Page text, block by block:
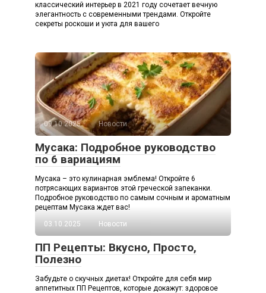
классический интерьер в 2021 году сочетает вечную
элегантность с современными трендами. Откройте
секреты роскоши и уюта для вашего
09.10.2025 Новости
Мусака: Подробное руководство
по 6 вариациям
Мусака – это кулинарная эмблема! Откройте 6
потрясающих вариантов этой греческой запеканки.
Подробное руководство по самым сочным и ароматным
рецептам Мусака ждет вас!
03.10.2025
Новости
ПП Рецепты: Вкусно, Просто,
Полезно
Забудьте о скучных диетах! Откройте для себя мир
аппетитных ПП Рецептов, которые докажут: здоровое